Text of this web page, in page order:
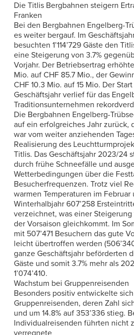
Die Titlis Bergbahnen steigern
Franken
Bei den Bergbahnen Engelberg-
es weiter bergauf. Im
besuchten 1’114’729 Gäste den
eine Steigerung von 3.7%
Vorjahr. Der Betriebsertrag
Mio. auf CHF 85.7 Mio., der
CHF 10.3 Mio. auf 15 Mio. Der
Geschäftsjahr verlief für das
Traditionsunternehmen
Die Bergbahnen Engelberg-
auf ein erfolgreiches Jahr zurück,
war vom weiter anziehenden
Realisierung des
Titlis. Das Geschäftsjahr 2023/24
durch frühe Schneefälle und
Wetterbedingungen über die
Besucherfrequenzen. Trotz viel
warmen Temperaturen im
Winterhalbjahr 607’258
verzeichnet, was einer
der Vorsaison gleichkommt. Im
mit 507’471 Besuchern das gute
leicht übertroffen werden
ganze Geschäftsjahr beförderten
Gäste und somit 3.7% mehr als
1’074’410.
Wachstum bei Gruppenreisenden
Besonders positiv entwickelte
Gruppenreisenden, deren Zahl
und um 14.8% auf 353’336 stieg.
Individualreisenden führten nicht